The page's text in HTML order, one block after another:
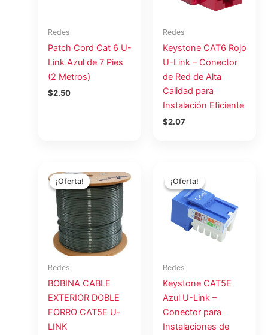
Redes
Patch Cord Cat 6 U-
Link Azul de 7 Pies
(2 Metros)
$2.50
Redes
Keystone CAT6 Rojo
U-Link – Conector
de Red de Alta
Calidad para
Instalación Eficiente
$2.07
¡Oferta!
¡Oferta!
Redes
BOBINA CABLE
EXTERIOR DOBLE
FORRO CAT5E U-
LINK
precio
original
era:
$183.66.
precio
actual
es:
$150.08.
¡Oferta!
¡Oferta!
Redes
Keystone CAT5E
Azul U-Link –
Conector para
Instalaciones de
precio
original
era:
$1.75.
es:
$1.43.